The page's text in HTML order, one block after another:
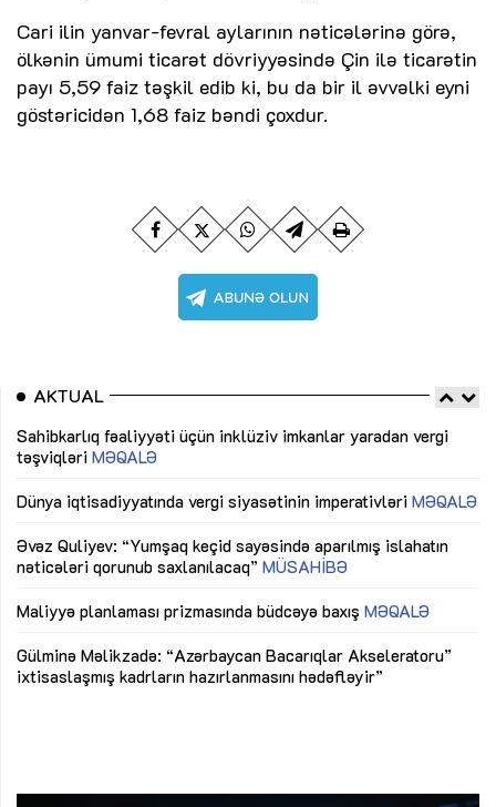
Cari ilin yanvar-fevral aylarının nəticələrinə görə,
ölkənin ümumi ticarət dövriyyəsində Çin ilə ticarətin
payı 5,59 faiz təşkil edib ki, bu da bir il əvvəlki eyni
göstəricidən 1,68 faiz bəndi çoxdur.
AKTUAL
Sahibkarlıq fəaliyyəti üçün inklüziv imkanlar yaradan vergi
təşviqləri MƏQALƏ
Dünya iqtisadiyyatında vergi siyasətinin imperativləri MƏQALƏ
Əvəz Quliyev: “Yumşaq keçid sayəsində aparılmış islahatın
nəticələri qorunub saxlanılacaq” MÜSAHİBƏ
Maliyyə planlaması prizmasında büdcəyə baxış MƏQALƏ
Gülminə Məlikzadə: “Azərbaycan Bacarıqlar Akseleratoru”
ixtisaslaşmış kadrların hazırlanmasını hədəfləyir”